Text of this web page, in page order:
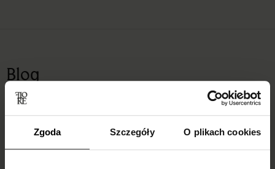
Zgoda Szczegóły O plikach cookies
Blog